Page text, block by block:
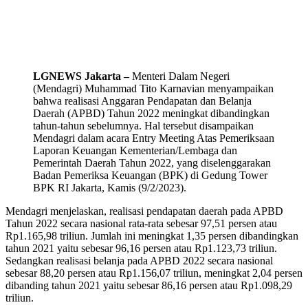
LGNEWS Jakarta –Menteri Dalam Negeri
(Mendagri) Muhammad Tito Karnavian menyampaikan
bahwa realisasi Anggaran Pendapatan dan Belanja
Daerah (APBD) Tahun 2022 meningkat dibandingkan
tahun-tahun sebelumnya. Hal tersebut disampaikan
Mendagri dalam acara Entry Meeting Atas Pemeriksaan
Laporan Keuangan Kementerian/Lembaga dan
Pemerintah Daerah Tahun 2022, yang diselenggarakan
Badan Pemeriksa Keuangan (BPK) di Gedung Tower
BPK RI Jakarta, Kamis (9/2/2023).
Mendagri menjelaskan, realisasi pendapatan daerah pada APBD
Tahun 2022 secara nasional rata-rata sebesar 97,51 persen atau
Rp1.165,98 triliun. Jumlah ini meningkat 1,35 persen dibandingkan
tahun 2021 yaitu sebesar 96,16 persen atau Rp1.123,73 triliun.
Sedangkan realisasi belanja pada APBD 2022 secara nasional
sebesar 88,20 persen atau Rp1.156,07 triliun, meningkat 2,04 persen
dibanding tahun 2021 yaitu sebesar 86,16 persen atau Rp1.098,29
triliun.